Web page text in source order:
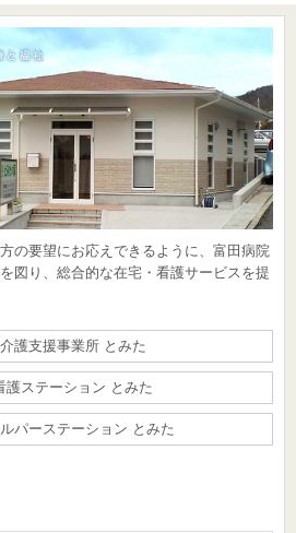
の要望にお応えできるように、富田病院
図り、総合的な在宅・看護サービスを提
護支援事業所 とみた
護ステーション とみた
パーステーション とみた